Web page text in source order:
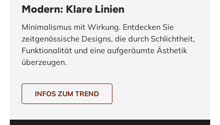
Modern: Klare Linien
Minimalismus mit Wirkung. Entdecken Sie
zeitgenössische Designs, die durch Schlichtheit,
Funktionalität und eine aufgeräumte Ästhetik
überzeugen.
INFOS ZUM TREND